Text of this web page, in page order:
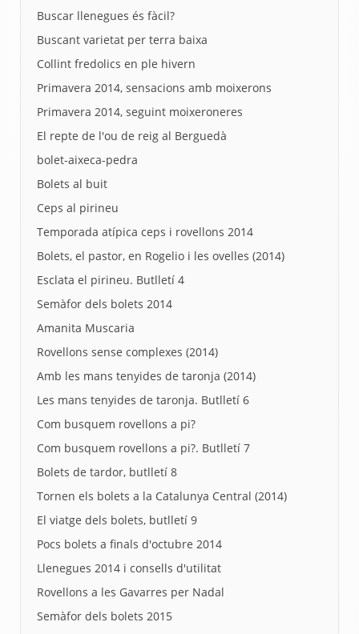
Buscar llenegues és fàcil?
Buscant varietat per terra baixa
Collint fredolics en ple hivern
Primavera 2014, sensacions amb moixerons
Primavera 2014, seguint moixeroneres
El repte de l'ou de reig al Berguedà
bolet-aixeca-pedra
Bolets al buit
Ceps al pirineu
Temporada atípica ceps i rovellons 2014
Bolets, el pastor, en Rogelio i les ovelles (2014)
Esclata el pirineu. Butlletí 4
Semàfor dels bolets 2014
Amanita Muscaria
Rovellons sense complexes (2014)
Amb les mans tenyides de taronja (2014)
Les mans tenyides de taronja. Butlletí 6
Com busquem rovellons a pi?
Com busquem rovellons a pi?. Butlletí 7
Bolets de tardor, butlletí 8
Tornen els bolets a la Catalunya Central (2014)
El viatge dels bolets, butlletí 9
Pocs bolets a finals d'octubre 2014
Llenegues 2014 i consells d'utilitat
Rovellons a les Gavarres per Nadal
Semàfor dels bolets 2015